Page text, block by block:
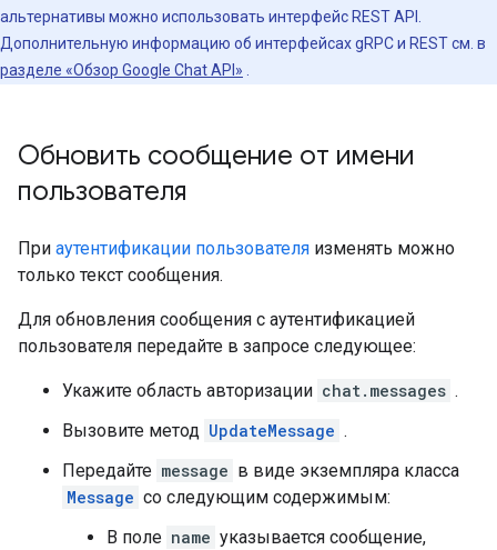
альтернативы можно использовать интерфейс REST API.
Дополнительную информацию об интерфейсах gRPC и REST см. в
разделе «Обзор Google Chat API»
Обновить сообщение от имени
пользователя
При аутентификации пользователя изменять можно
только текст сообщения.
Для обновления сообщения с аутентификацией
пользователя передайте в запросе следующее:
Укажите область авторизации chat.messages .
Вызовите метод UpdateMessage .
Передайте message в виде экземпляра класса
Message со следующим содержимым:
В поле name указывается сообщение,